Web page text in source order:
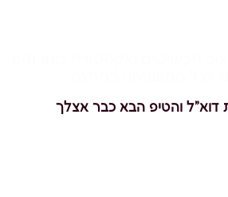
דוא"ל והטיפ הבא כבר אצלך